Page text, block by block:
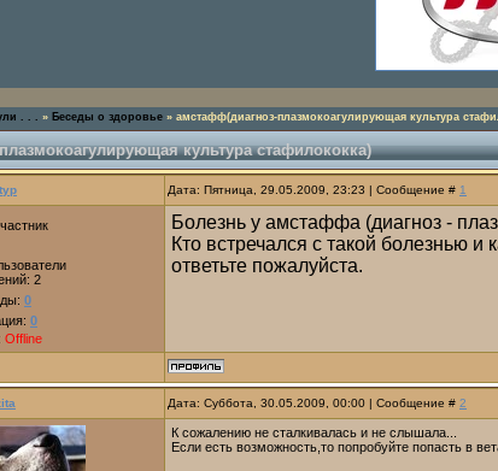
. . . » Беседы о здоровье » амстафф(диагноз-плазмокоагулирующая культура
культура стафилококка)
Дата: Пятница, 29.05.2009, 23:23 | Сообщение # 1
2
0
0
Offline
Болезнь у амстаффа (диагноз -
Кто встречался с такой болезнью и
ответьте пожалуйста.
Дата: Суббота, 30.05.2009, 00:00 | Сообщение # 2
К сожалению не сталкивалась и не слышала...
Если есть возможность,то попробуйте попасть в